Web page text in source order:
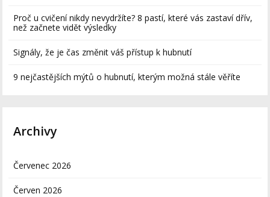
Proč u cvičení nikdy nevydržíte? 8 pastí, které vás zastaví dřív,
než začnete vidět výsledky
Signály, že je čas změnit váš přístup k hubnutí
9 nejčastějších mýtů o hubnutí, kterým možná stále věříte
Archivy
Červenec 2026
Červen 2026